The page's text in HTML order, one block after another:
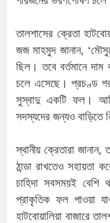
তালশাসের ক্রেতা
জজ মাহমুদ জানান,
ছিল। তবে বর্তমানে দাম
চলে এসেছে। প্রচণ্ড
সুস্বাদু একটি ফল। আমি
সদস্যদের জন্যও বাড়িতে
স্থানীয় ক্রেতারা
ঠান্ডা রাখতেও
চাহিদা সবসময়ই বেশি
প্রাকৃতিক ফল পাওয়া
হাটবোয়ালিয়া বাজারে